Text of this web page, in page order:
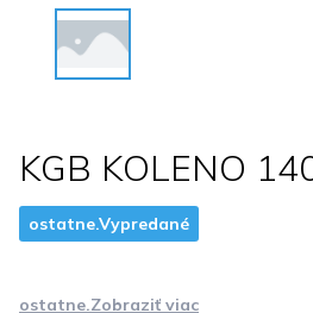
KGB KOLENO
ostatne.Vypredané
ostatne.Zobraziť viac